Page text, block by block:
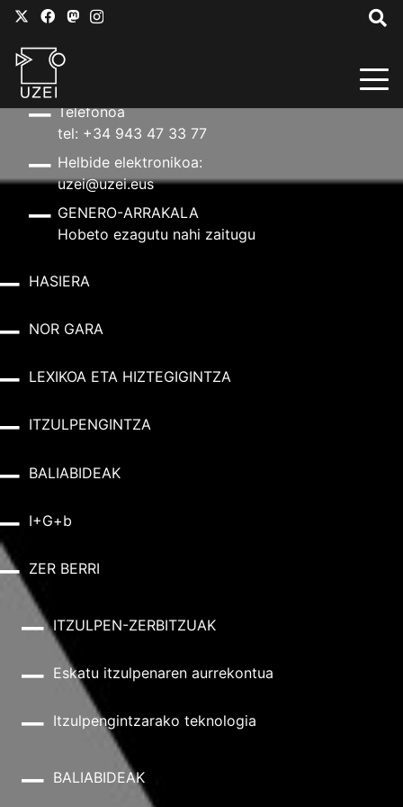
Helbidea
Telefonoa
tel: +34 943 47 33 77
Helbide elektronikoa:
uzei@uzei.eus
GENERO-ARRAKALA
Hobeto ezagutu nahi zaitugu
HASIERA
NOR GARA
LEXIKOA ETA HIZTEGIGINTZA
ITZULPENGINTZA
BALIABIDEAK
I+G+b
ZER BERRI
ITZULPEN-ZERBITZUAK
Eskatu itzulpenaren aurrekontua
Itzulpengintzarako teknologia
BALIABIDEAK